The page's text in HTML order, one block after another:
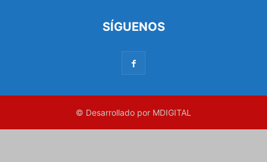
SÍGUENOS
© Desarrollado por MDIGITAL